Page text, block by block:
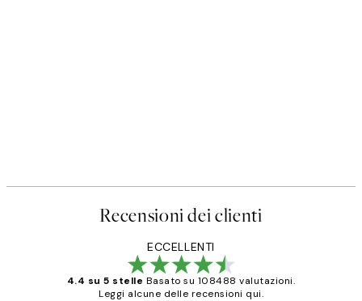
Recensioni dei clienti
ECCELLENTI
4.4 su 5 stelle Basato su 108488 valutazioni.
Leggi alcune delle recensioni qui.